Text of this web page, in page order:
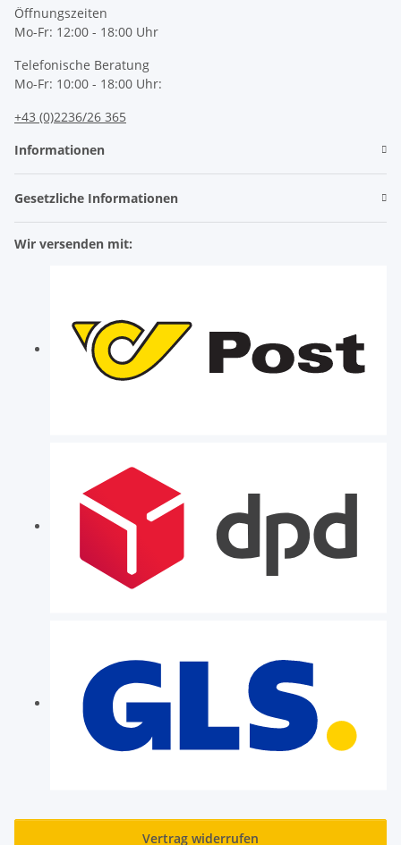
Öffnungszeiten
Mo-Fr: 12:00 - 18:00 Uhr
Telefonische Beratung
Mo-Fr: 10:00 - 18:00 Uhr:
+43 (0)2236/26 365
Informationen
Gesetzliche Informationen
Wir versenden mit:
Vertrag widerrufen